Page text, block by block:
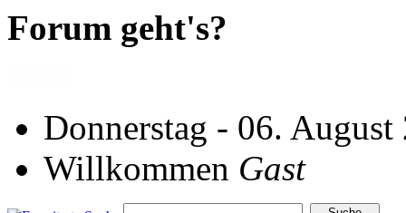
Forum geht's?
Donnerstag - 06.
Willkommen Gast